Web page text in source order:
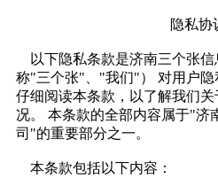
隐私协
以下隐私条款是济南三个张信
称"三个张"、"我们"） 对用户
仔细阅读本条款，以了解我们
况。 本条款的全部内容属于"济
司"的重要部分之一。
本条款包括以下内容：